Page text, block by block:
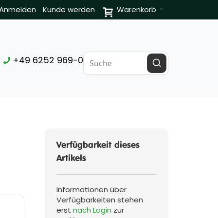
Warenkorb
Kunde werden
+49 6252 969-0
Verfügbarkeit dieses
Artikels
Informationen über
Verfügbarkeiten stehen
erstnach Login zur